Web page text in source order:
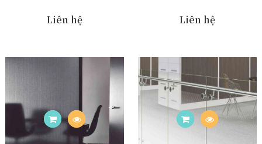
Liên hệ Liên hệ